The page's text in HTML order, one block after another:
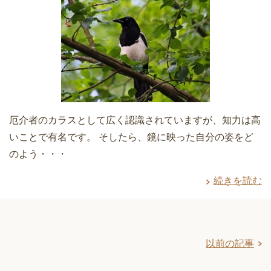
厄介者のカラスとして広く認識されていますが、知力は高
いことで有名です。 そしたら、鏡に映った自分の姿をど
のよう・・・
続きを読む
以前の記事